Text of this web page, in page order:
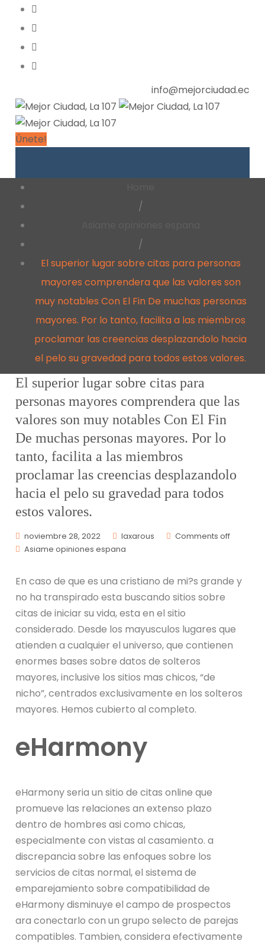
info@mejorciudad.ec
Únete!
/
/
El superior lugar sobre citas para personas
mayores comprendera que las valores son
muy notables Con El Fin De muchas personas
mayores. Por lo tanto, facilita a las miembros
proclamar las creencias desplazandolo hacia
el pelo su gravedad para todos estos valores.
El superior lugar sobre citas para
personas mayores comprendera que las
valores son muy notables Con El Fin
De muchas personas mayores. Por lo
tanto, facilita a las miembros
proclamar las creencias desplazandolo
hacia el pelo su gravedad para todos
estos valores.
noviembre 28, 2022 laxarous
Comments off
Asiame opiniones espana
En caso de que es una cristiano de mi?s grande y
no ha transpirado esta buscando sitios sobre
citas de iniciar su vida, esta en el sitio
considerado. Desde los mayusculos lugares que
atienden a cualquier el universo, que contienen
enormes bases sobre datos de solteros
mayores, inclusive los sitios mas chicos, “de
nicho”, centrados exclusivamente en los solteros
mayores. Hemos cubierto al completo.
eHarmony
eHarmony seri­a un sitio de citas online que
promueve las relaciones an extenso plazo
dentro de hombres asi­ como chicas,
especialmente con vistas al casamiento. a
discrepancia sobre las enfoques sobre los
servicios de citas normal, el sistema de
emparejamiento sobre compatibilidad de
eHarmony disminuye el campo de prospectos
ara conectarlo con un grupo selecto de parejas
compatibles. Tambien, considera efectivamente